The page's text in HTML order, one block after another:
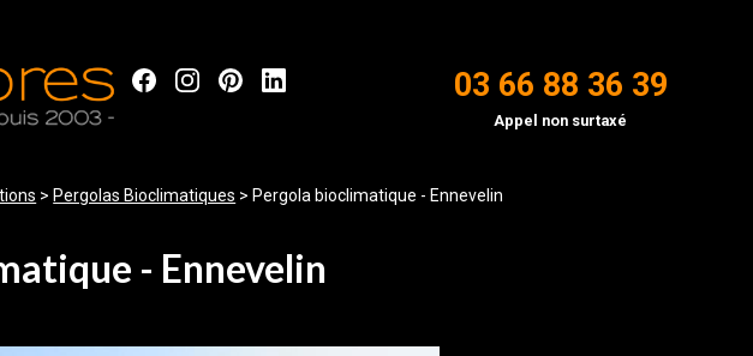
03 66 88 36 39
Appel non surtaxé
> Pergolas Bioclimatiques > Pergola bioclimatique - Ennevelin
- Ennevelin